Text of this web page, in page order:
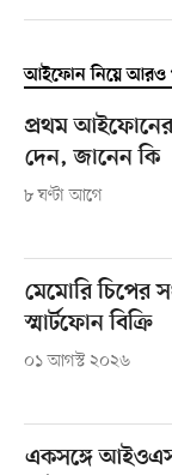
আইফোন নিয়ে আরও
প্রথম
দেন, জানেন কি
৮ ঘণ্টা আগে
মেমোরি চিপের
স্মার্টফোন বিক্রি
০১ আগস্ট ২০২৬
একসঙ্গে